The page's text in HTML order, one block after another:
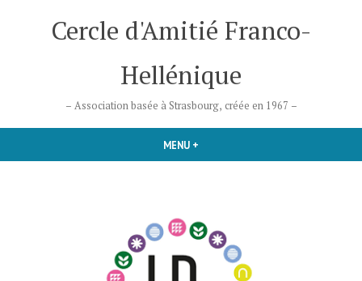
Cercle d'Amitié Franco-
Hellénique
– Association basée à Strasbourg, créée en 1967 –
MENU +